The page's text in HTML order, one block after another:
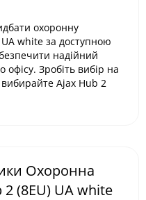
охоронну
UA white за доступною
надійний
Зробіть вибір на
вибирайте Ajax Hub 2
Охоронна
2 (8EU) UA white